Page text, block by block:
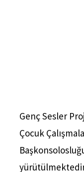
Genç Sesler
Çocuk